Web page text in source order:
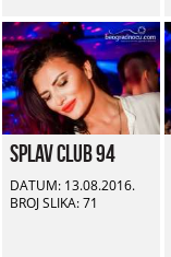
Splav Club 94
DATUM: 13.08.2016.
BROJ SLIKA: 71